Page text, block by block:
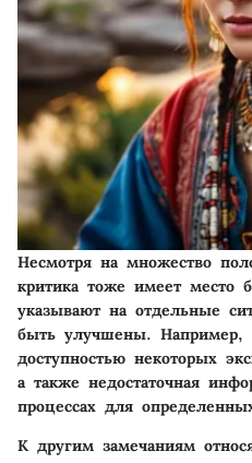
Несмотря на множество
критика тоже имеет место
указывают на отдельные
быть улучшены. Например,
доступностью некоторых
а также недостаточная
процессах для
К другим замечаниям